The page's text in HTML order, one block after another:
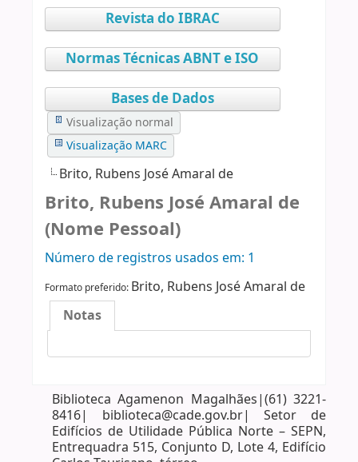
Revista do IBRAC
Normas Técnicas ABNT e ISO
Bases de Dados
Visualização normal
Visualização MARC
Brito, Rubens José Amaral de
Brito, Rubens José Amaral de
(Nome Pessoal)
Número de registros usados ​​em: 1
Formato preferido: Brito, Rubens José Amaral de
Notas
Biblioteca Agamenon Magalhães|(61) 3221-
8416| biblioteca@cade.gov.br| Setor de
Edifícios de Utilidade Pública Norte – SEPN,
Entrequadra 515, Conjunto D, Lote 4, Edifício